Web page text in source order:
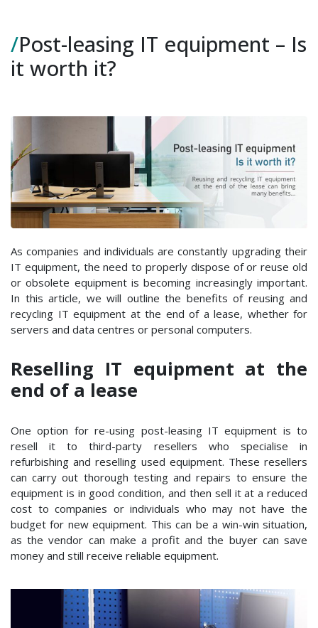
IT
equipment
–
/Post-leasing IT equipment – Is
it worth it?
As companies and individuals are constantly upgrading their
IT equipment, the need to properly dispose of or reuse old
or obsolete equipment is becoming increasingly important.
In this article, we will outline the benefits of reusing and
recycling IT equipment at the end of a lease, whether for
servers and data centres or personal computers.
Reselling IT equipment at the
end of a lease
One option for re-using post-leasing IT equipment is to
resell it to third-party resellers who specialise in
refurbishing and reselling used equipment. These resellers
can carry out thorough testing and repairs to ensure the
equipment is in good condition, and then sell it at a reduced
cost to companies or individuals who may not have the
budget for new equipment. This can be a win-win situation,
as the vendor can make a profit and the buyer can save
money and still receive reliable equipment.